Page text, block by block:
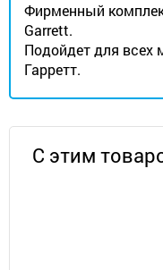
Фирменный
Garrett.
Подойдет для всех
Гарретт.
С этим